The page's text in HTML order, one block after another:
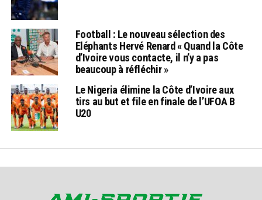
Football : Le nouveau sélection des
Eléphants Hervé Renard « Quand la Côte
d’Ivoire vous contacte, il n’y a pas
beaucoup à réfléchir »
Le Nigeria élimine la Côte d’Ivoire aux
tirs au but et file en finale de l’UFOA B
U20